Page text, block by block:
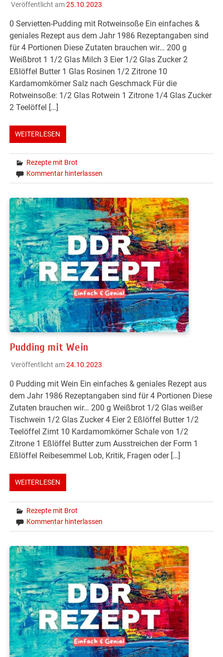
Veröffentlicht am25.10.2023
0 Servietten-Pudding mit Rotweinsoße Ein einfaches &
geniales Rezept aus dem Jahr 1986 Rezeptangaben sind
für 4 Portionen Diese Zutaten brauchen wir… 200 g
Weißbrot 1 1/2 Glas Milch 3 Eier 1/2 Glas Zucker 2
Eßlöffel Butter 1 Glas Rosinen 1/2 Zitrone 10
Kardamomkörner Salz nach Geschmack Für die
Rotweinsoße: 1/2 Glas Rotwein 1 Zitrone 1/4 Glas Zucker
2 Teelöffel […]
WEITERLESEN
Rezepte mit Brot
Kommentar hinterlassen
Pudding mit Wein
Veröffentlicht am24.10.2023
0 Pudding mit Wein Ein einfaches & geniales Rezept aus
dem Jahr 1986 Rezeptangaben sind für 4 Portionen Diese
Zutaten brauchen wir… 200 g Weißbrot 1/2 Glas weißer
Tischwein 1/2 Glas Zucker 4 Eier 2 Eßlöffel Butter 1/2
Teelöffel Zimt 10 Kardamomkörner Schale von 1/2
Zitrone 1 Eßlöffel Butter zum Ausstreichen der Form 1
Eßlöffel Reibesemmel Lob, Kritik, Fragen oder […]
WEITERLESEN
Rezepte mit Brot
Kommentar hinterlassen